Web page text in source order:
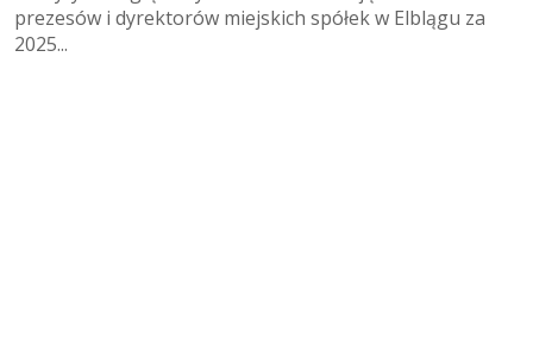
prezesów i dyrektorów miejskich spółek w Elblągu za
2025...